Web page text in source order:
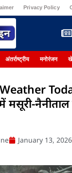
Privacy Policy
अंतर्राष्ट्रीय मनोरंजन
मसूरी-नैनीताल
January 13, 2026